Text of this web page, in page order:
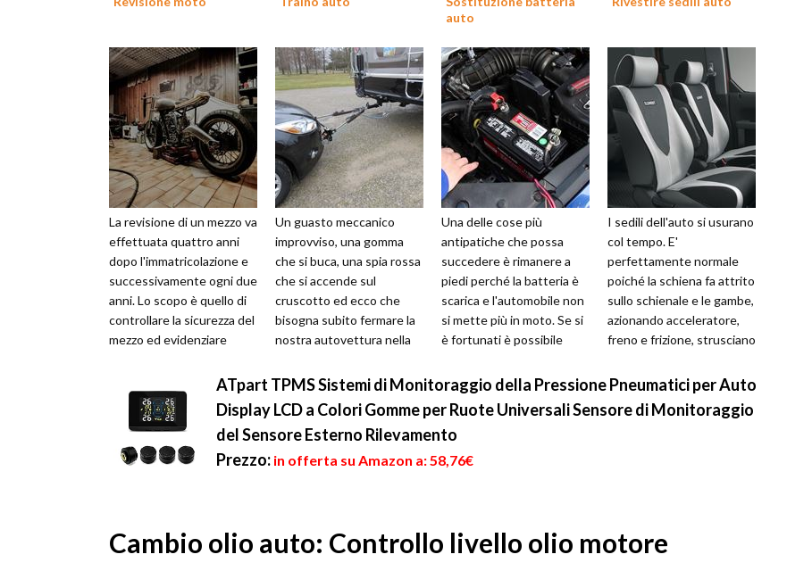
La revisione di un mezzo va
effettuata quattro anni
dopo l'immatricolazione e
successivamente ogni due
anni. Lo scopo è quello di
controllare la sicurezza del
mezzo ed evidenziare
Un guasto meccanico
improvviso, una gomma
che si buca, una spia rossa
che si accende sul
cruscotto ed ecco che
bisogna subito fermare la
nostra autovettura nella
o in un l...
auto
Una delle cose più
antipatiche che possa
succedere è rimanere a
piedi perché la batteria è
scarica e l'automobile non
si mette più in moto. Se si
è fortunati è possibile
mecca...
I sedili dell'auto si usurano
col tempo. E'
perfettamente normale
poiché la schiena fa attrito
sullo schienale e le gambe,
azionando acceleratore,
freno e frizione, strusciano
ATpart TPMS Sistemi di Monitoraggio della Pressione Pneumatici per Auto
Display LCD a Colori Gomme per Ruote Universali Sensore di Monitoraggio
del Sensore Esterno Rilevamento
Prezzo: in offerta su Amazon a: 58,76€
Cambio olio auto: Controllo livello olio motore